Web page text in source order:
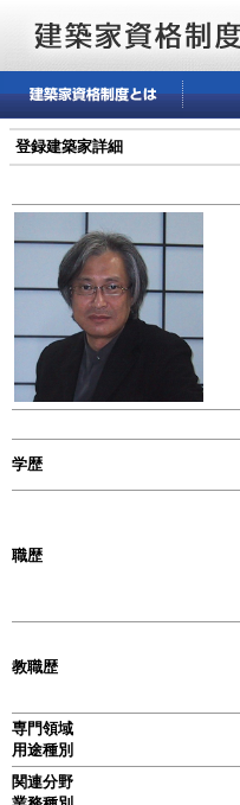
登録建築家詳細
学歴
職歴
教職歴
専門領域
用途種別
関連分野